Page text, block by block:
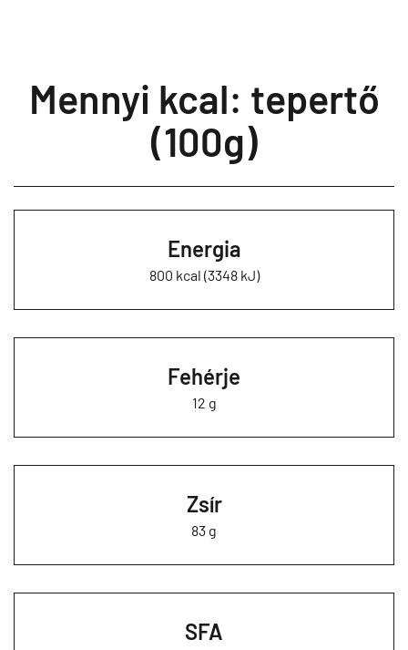
Mennyi kcal: tepertő
(100g)
Energia
800 kcal (3348 kJ)
Fehérje
12 g
Zsír
83 g
SFA